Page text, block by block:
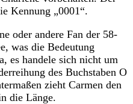
Kennung „0001“.
oder andere Fan der 58-
was die Bedeutung
es handele sich nicht um
des Buchstaben O
zieht Carmen den
die Länge.